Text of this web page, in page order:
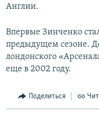
Англии.
Впервые Зинченко
предыдущем сезоне. До
лондонского
еще в 2002 году.
Поделиться